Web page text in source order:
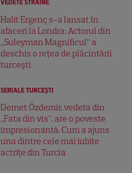
VEDETE STRĂINE
Halit Ergenç s-a lansat în
afaceri la Londra: Actorul din
„Suleyman Magnificul” a
deschis o rețea de plăcintării
turcești
SERIALE TURCEŞTI
Demet Özdemir, vedeta din
„Fata din vis”, are o poveste
impresionantă. Cum a ajuns
una dintre cele mai iubite
actrițe din Turcia